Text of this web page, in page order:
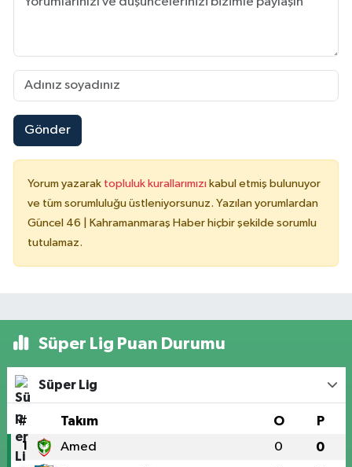
Gönder
Yorum yazarak topluluk kurallarımızı kabul etmiş bulunuyor
ve tüm sorumluluğu üstleniyorsunuz. Yazılan yorumlardan
Güncel 46 | Kahramanmaraş Haber hiçbir şekilde sorumlu
tutulamaz.
Süper Lig Puan Durumu
Süper Lig
# Takım O P
1 Amed 0 0